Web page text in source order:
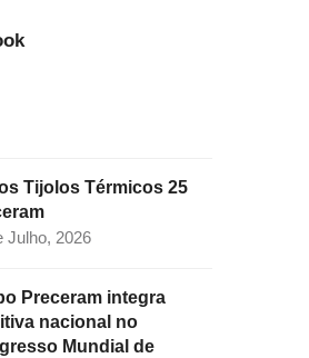
e
Tijolos Térmicos 25
Julho, 2026
Preceram integra
nacional no
Mundial de